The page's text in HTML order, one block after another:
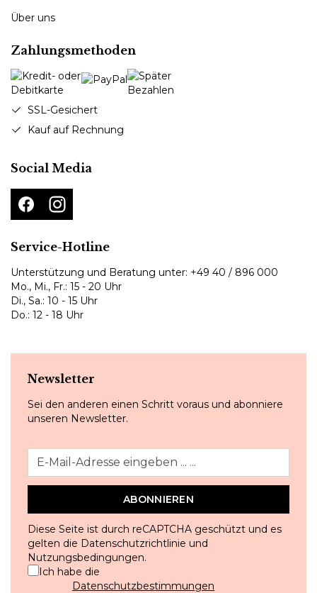
Über uns
Zahlungsmethoden
SSL-Gesichert
Kauf auf Rechnung
Social Media
Service-Hotline
Unterstützung und Beratung unter: +49 40 / 896 000
Mo., Mi., Fr.: 15 - 20 Uhr
Di., Sa.: 10 - 15 Uhr
Do.: 12 - 18 Uhr
Newsletter
Sei den anderen einen Schritt voraus und abonniere
unseren Newsletter.
ABONNIEREN
Diese Seite ist durch reCAPTCHA geschützt und es
gelten die Datenschutzrichtlinie und
Nutzungsbedingungen.
Ich habe die
Datenschutzbestimmungen